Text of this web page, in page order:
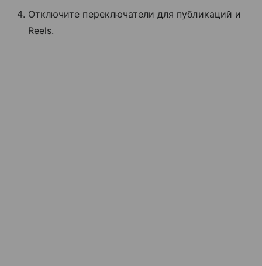
Отключите переключатели для публикаций и
Reels.